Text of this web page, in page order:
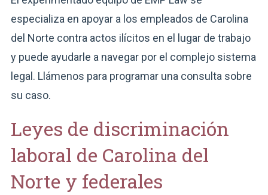
especializa en apoyar a los empleados de Carolina
del Norte contra actos ilícitos en el lugar de trabajo
y puede ayudarle a navegar por el complejo sistema
legal. Llámenos para programar una consulta sobre
su caso.
Leyes de discriminación
laboral de Carolina del
Norte y federales